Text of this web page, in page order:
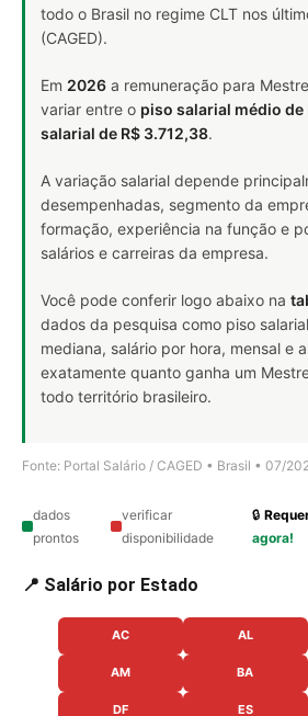
todo o Brasil no regime CLT nos
(CAGED).
Em 2026 a remuneração para
variar entre o piso salarial médio de
salarial de R$ 3.712,38.
A variação salarial depende
desempenhadas, segmento da
formação, experiência na função e
salários e carreiras da empresa.
Você pode conferir logo abaixo na
dados da pesquisa como piso
mediana, salário por hora, mensal e
exatamente quanto ganha um
todo território brasileiro.
Fonte: Portal Salário / CAGED • Brasil • 07/
dados
prontos
verificar
disponibilidade
🔒
agora!
📍 Salário por Estado
AC AL
AM BA
DF ES